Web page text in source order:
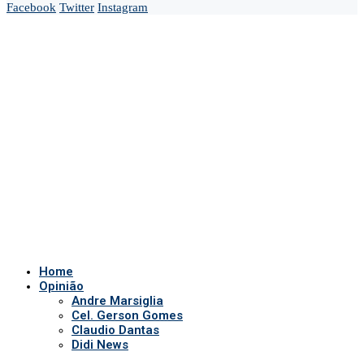
Facebook Twitter Instagram
Vinicius Carrion
TV Show
Auriverde Brasil
Dicas de Visão
Fio diário
Interview